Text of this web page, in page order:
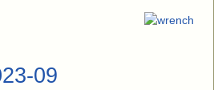
09